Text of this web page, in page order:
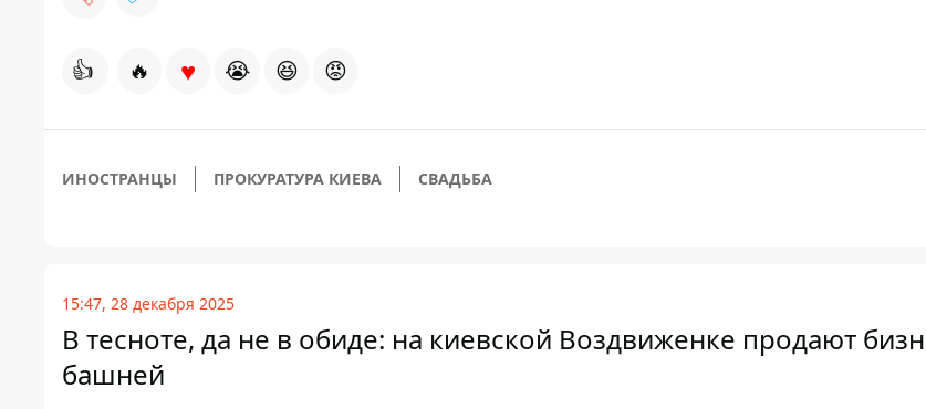
👍 🔥 ♥ 😭 😆 😡
ИНОСТРАНЦЫ ПРОКУРАТУРА КИЕВА СВАДЬБА
15:47, 28 декабря 2025
В тесноте, да не в обиде: на киевской Воздвиженке продают
башней